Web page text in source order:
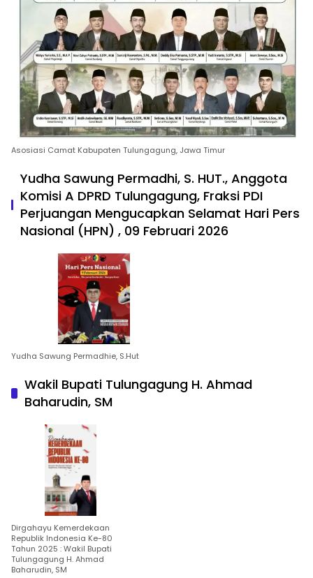
Asosiasi Camat Kabupaten Tulungagung, Jawa Timur
Yudha Sawung Permadhi, S. HUT., Anggota
Komisi A DPRD Tulungagung, Fraksi PDI
Perjuangan Mengucapkan Selamat Hari Pers
Nasional (HPN) , 09 Februari 2026
Yudha Sawung Permadhie, S.Hut
Wakil Bupati Tulungagung H. Ahmad
Baharudin, SM
Dirgahayu Kemerdekaan
Republik Indonesia Ke-80
Tahun 2025 : Wakil Bupati
Tulungagung H. Ahmad
Baharudin, SM